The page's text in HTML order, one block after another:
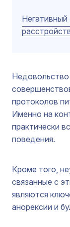
протоколов
Именно на
практически
поведения.
Кроме того,
связанные с
являются
анорексии и